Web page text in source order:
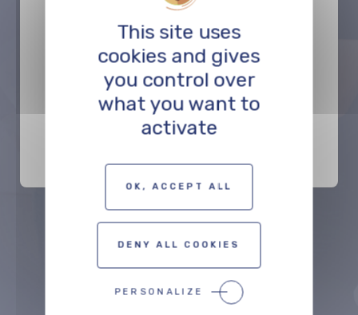
Eurométropole de
Strasbourg
Précédent
Suivant
VOIR TOUT LE RÉSEAU
This site uses
cookies and gives
you control over
what you want to
activate
OK, ACCEPT ALL
DENY ALL COOKIES
PERSONALIZE